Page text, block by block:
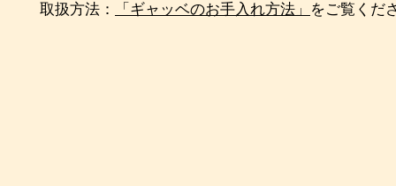
取扱方法：
「ギャッベのお手入れ方法」 をご覧くだ